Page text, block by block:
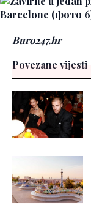
Buro247.hr
Povezane vijesti